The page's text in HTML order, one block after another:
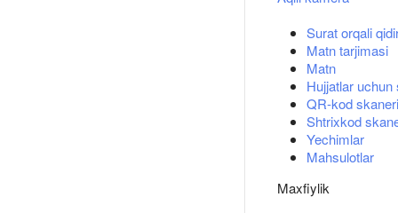
Surat orqali
Matn tarjimasi
Matn
Hujjatlar uchun
QR-kod skaneri
Shtrixkod
Yechimlar
Mahsulotlar
Maxfiylik